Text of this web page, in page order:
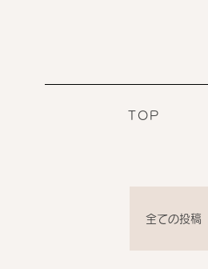
TOP
全ての投稿